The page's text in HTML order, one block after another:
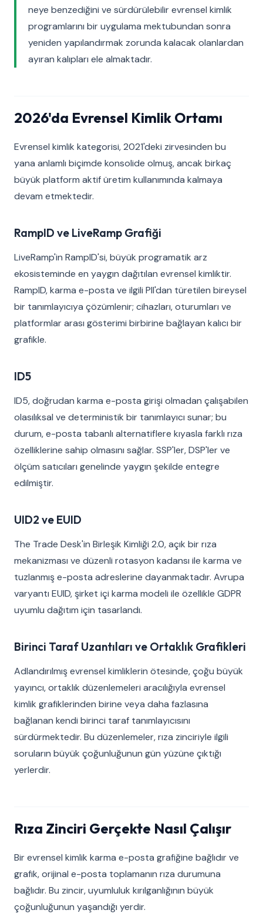
neye benzediğini ve sürdürülebilir evrensel kimlik
programlarını bir uygulama mektubundan sonra
yeniden yapılandırmak zorunda kalacak olanlardan
ayıran kalıpları ele almaktadır.
2026'da Evrensel Kimlik Ortamı
Evrensel kimlik kategorisi, 2021'deki zirvesinden bu
yana anlamlı biçimde konsolide olmuş, ancak birkaç
büyük platform aktif üretim kullanımında kalmaya
devam etmektedir.
RampID ve LiveRamp Grafiği
LiveRamp'in RampID'si, büyük programatik arz
ekosisteminde en yaygın dağıtılan evrensel kimliktir.
RampID, karma e-posta ve ilgili PII'dan türetilen bireysel
bir tanımlayıcıya çözümlenir; cihazları, oturumları ve
platformlar arası gösterimi birbirine bağlayan kalıcı bir
grafikle.
ID5
ID5, doğrudan karma e-posta girişi olmadan çalışabilen
olasılıksal ve deterministik bir tanımlayıcı sunar; bu
durum, e-posta tabanlı alternatiflere kıyasla farklı rıza
özelliklerine sahip olmasını sağlar. SSP'ler, DSP'ler ve
ölçüm satıcıları genelinde yaygın şekilde entegre
edilmiştir.
UID2 ve EUID
The Trade Desk'in Birleşik Kimliği 2.0, açık bir rıza
mekanizması ve düzenli rotasyon kadansı ile karma ve
tuzlanmış e-posta adreslerine dayanmaktadır. Avrupa
varyantı EUID, şirket içi karma modeli ile özellikle GDPR
uyumlu dağıtım için tasarlandı.
Birinci Taraf Uzantıları ve Ortaklık Grafikleri
Adlandırılmış evrensel kimliklerin ötesinde, çoğu büyük
yayıncı, ortaklık düzenlemeleri aracılığıyla evrensel
kimlik grafiklerinden birine veya daha fazlasına
bağlanan kendi birinci taraf tanımlayıcısını
sürdürmektedir. Bu düzenlemeler, rıza zinciriyle ilgili
soruların büyük çoğunluğunun gün yüzüne çıktığı
yerlerdir.
Rıza Zinciri Gerçekte Nasıl Çalışır
Bir evrensel kimlik karma e-posta grafiğine bağlıdır ve
grafik, orijinal e-posta toplamanın rıza durumuna
bağlıdır. Bu zincir, uyumluluk kırılganlığının büyük
çoğunluğunun yaşandığı yerdir.